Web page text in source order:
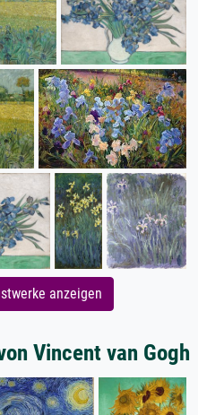
anzeigen
Vincent van Gogh